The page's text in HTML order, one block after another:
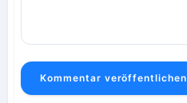
Kommentar veröffentlichen